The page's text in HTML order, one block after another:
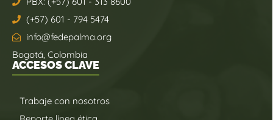
(+57) 601 - 794 5474
info@fedepalma.org
Bogotá, Colombia
ACCESOS CLAVE
Trabaje con nosotros